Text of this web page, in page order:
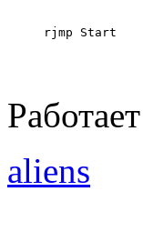
rjmp Start
aliens